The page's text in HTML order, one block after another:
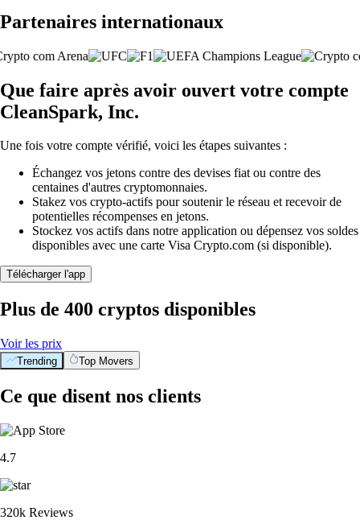
Partenaires internationaux
Que faire après avoir ouvert votre compte
CleanSpark, Inc.
Une fois votre compte vérifié, voici les étapes suivantes :
Échangez vos jetons contre des devises fiat ou contre des
centaines d'autres cryptomonnaies.
Stakez vos crypto-actifs pour soutenir le réseau et recevoir de
potentielles récompenses en jetons.
Stockez vos actifs dans notre application ou dépensez vos soldes
disponibles avec une carte Visa Crypto.com (si disponible).
Télécharger l'app
Plus de 400 cryptos disponibles
Voir les prix
Trending Top Movers
Ce que disent nos clients
4.7
320k Reviews